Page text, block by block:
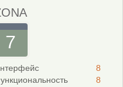
7
8
8